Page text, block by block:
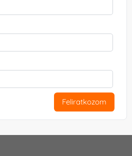
Feliratkozom